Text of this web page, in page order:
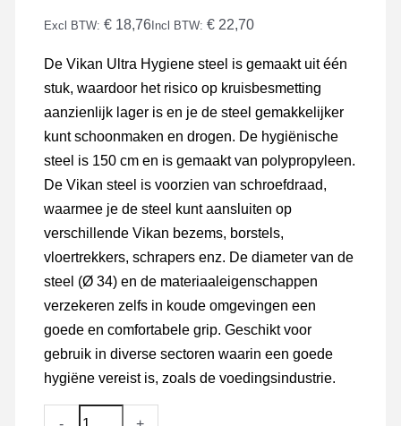
Excl BTW: € 18,76Incl BTW: € 22,70
De Vikan Ultra Hygiene steel is gemaakt uit één
stuk, waardoor het risico op kruisbesmetting
aanzienlijk lager is en je de steel gemakkelijker
kunt schoonmaken en drogen. De hygiënische
steel is 150 cm en is gemaakt van polypropyleen.
De Vikan steel is voorzien van schroefdraad,
waarmee je de steel kunt aansluiten op
verschillende Vikan bezems, borstels,
vloertrekkers, schrapers enz. De diameter van de
steel (Ø 34) en de materiaaleigenschappen
verzekeren zelfs in koude omgevingen een
goede en comfortabele grip. Geschikt voor
gebruik in diverse sectoren waarin een goede
hygiëne vereist is, zoals de voedingsindustrie.